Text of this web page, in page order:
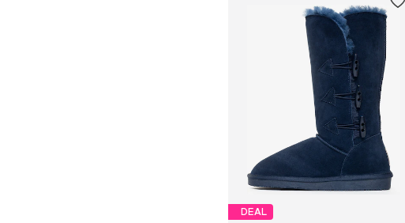
DEAL